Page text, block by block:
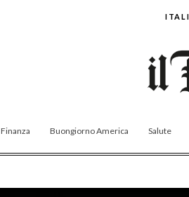
Buongiorno America Salute